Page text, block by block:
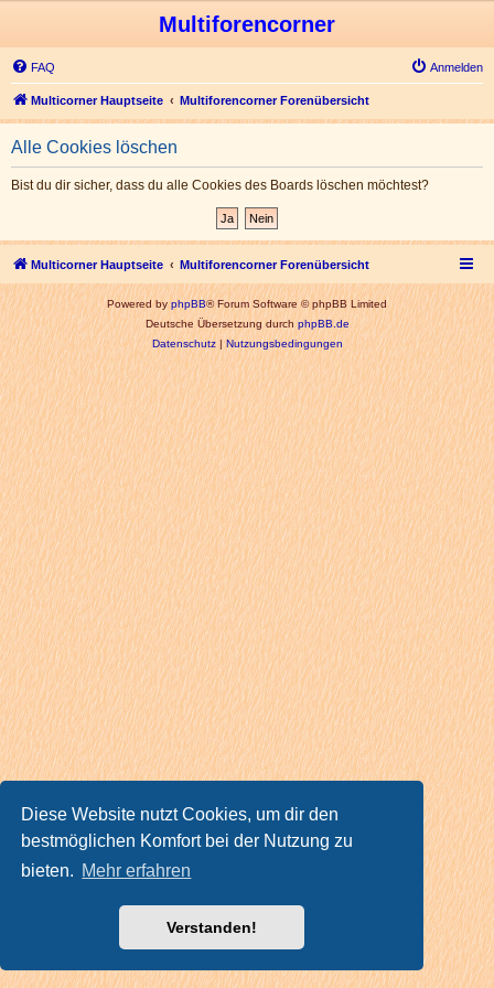
Diese Website nutzt Cookies, um dir den
bestmöglichen Komfort bei der Nutzung zu
bieten. Mehr erfahren
Verstanden!
Multiforencorner
FAQ Anmelden
Multicorner Hauptseite Multiforencorner Forenübersicht
Alle Cookies löschen
Bist du dir sicher, dass du alle Cookies des Boards löschen möchtest?
Multicorner Hauptseite Multiforencorner Forenübersicht
Powered byphpBB® Forum Software © phpBB Limited
Deutsche Übersetzung durchphpBB.de
Datenschutz|Nutzungsbedingungen